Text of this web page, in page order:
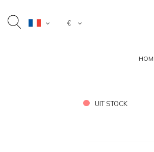
€
UIT STOCK